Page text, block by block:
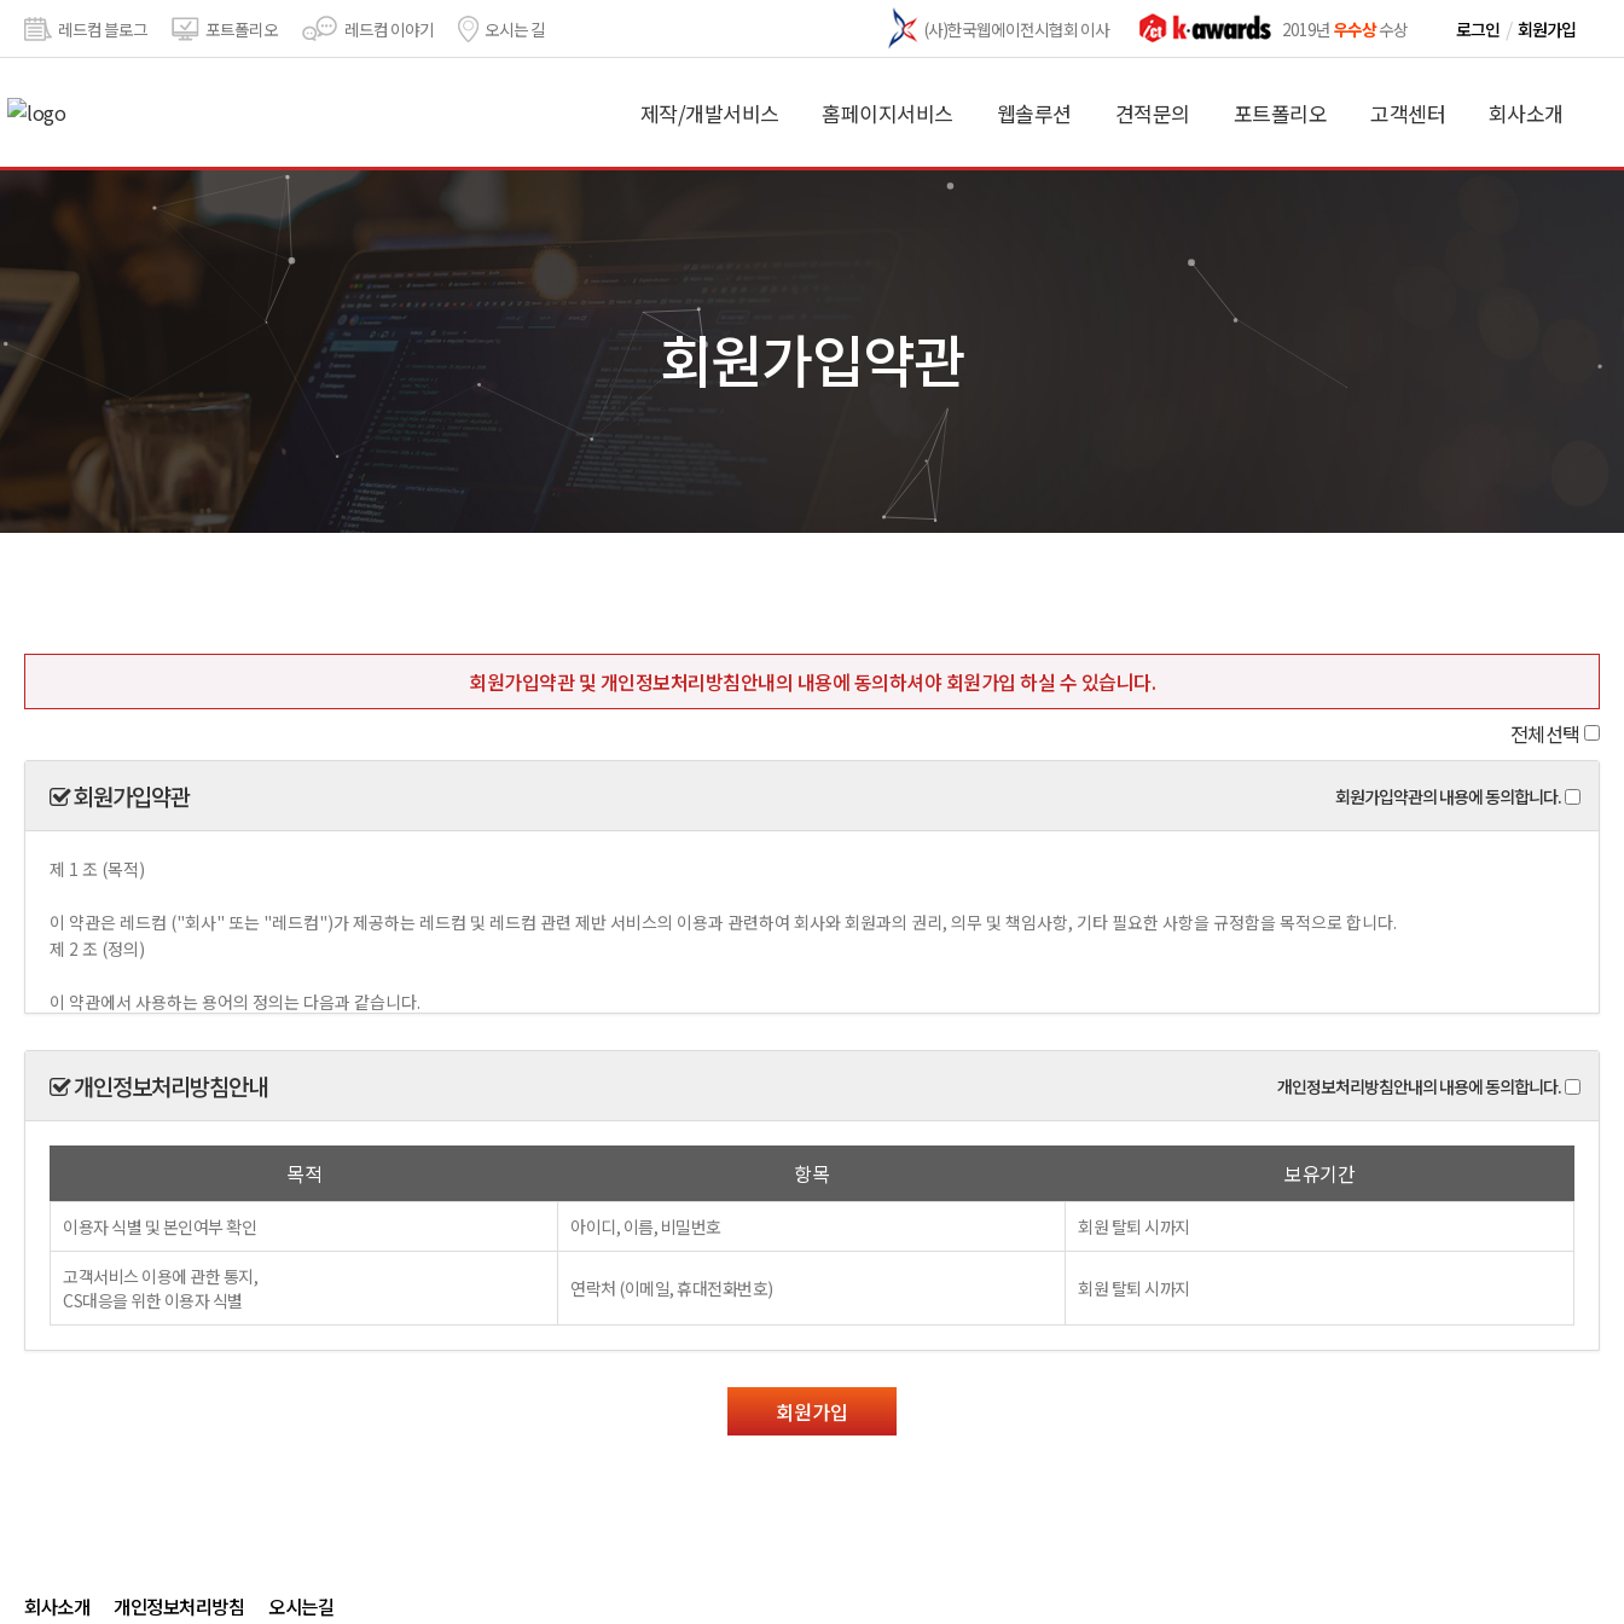
레드컴 블로그 포트폴리오 레드컴 이야기 오시는 길 (사)한국웹에이전시협회 이사 2019년 우수상수상 로그인 / 회원가입
제작/개발서비스 홈페이지서비스 웹솔루션 견적문의 포트폴리오 고객센터 회사소개
회원가입약관
회원가입약관 및 개인정보처리방침안내의 내용에 동의하셔야 회원가입 하실 수 있습니다.
전체선택
회원가입약관 회원가입약관의 내용에 동의합니다.
개인정보처리방침안내
목적 항목 보유기간
이용자 식별 및 본인여부 확인 아이디, 이름, 비밀번호 회원 탈퇴 시까지
고객서비스 이용에 관한 통지,
CS대응을 위한 이용자 식별
연락처 (이메일, 휴대전화번호) 회원 탈퇴 시까지
개인정보처리방침안내의 내용에 동의합니다.
회사소개 개인정보처리방침 오시는길